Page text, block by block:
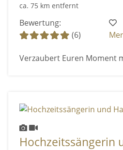
ca. 75 km entfernt
Bewertung:
(6)
Verzaubert Euren Moment
Hochzeitssängerin